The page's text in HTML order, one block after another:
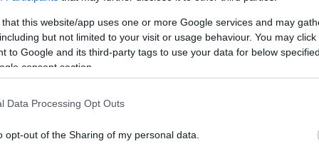
this website/app uses one or more Google services and may
but not limited to your visit or usage behaviour. You may
to Google and its third-party tags to use your data for below
consent section.
Data Processing Opt Outs
opt-out of the Sharing of my personal data.